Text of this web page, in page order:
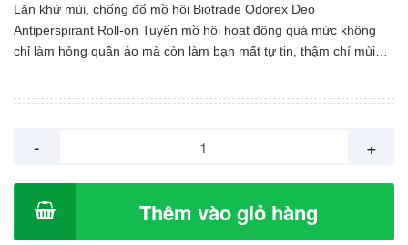
Lăn khử mùi, chống đổ mồ hôi Biotrade Odorex Deo
Antiperspirant Roll-on Tuyến mồ hôi hoạt động quá mức không
chỉ làm hỏng quần áo mà còn làm bạn mất tự tin, thậm chí mùi
hoạt động quá mức mà không ảnh hưởng đến quá trình điều
vệ da khỏi sự phát triển của vi khuẩn gây mùi khó chịu. Thành
phần của lăn khử mùi Biotrade Odorex Deo Antiperspirant Roll-on
Aluminum Chloride: Bảo vệ chống đổ mồ hôi Glycerin: Làm mềm,
- +
Thêm vào giỏ hàng